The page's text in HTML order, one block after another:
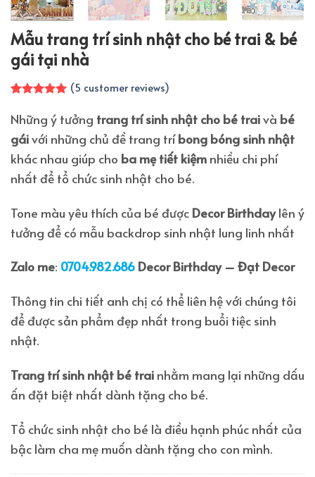
Mẫu trang trí sinh nhật cho bé trai & bé
gái tại nhà
out of 5
based on
customer
ratings
(5 customer reviews)
Những ý tưởng trang trí sinh nhật cho bé traivà bé
gáivới những chủ đề trang tríbong bóng sinh nhật
khác nhau giúp cho ba mẹ tiết kiệm nhiều chi phí
nhất để tổ chức sinh nhật cho bé.
Tone màu yêu thích của bé được Decor Birthdaylên ý
tưởng để có mẫu backdrop sinh nhật lung linh nhất
Zalo me: 0704.982.686 Decor Birthday – Đạt Decor
Thông tin chi tiết anh chị có thể liên hệ với chúng tôi
để được sản phẩm đẹp nhất trong buổi tiệc sinh
nhật.
Trang trí sinh nhật bé trai nhằm mang lại những dấu
ấn đặt biệt nhất dành tặng cho bé.
Tổ chức sinh nhật cho bé là điều hạnh phúc nhất của
bậc làm cha mẹ muốn dành tặng cho con mình.